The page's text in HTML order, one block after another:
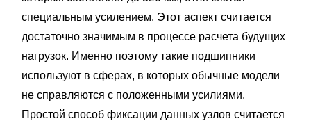
специальным усилением. Этот аспект считается
достаточно значимым в процессе расчета будущих
нагрузок. Именно поэтому такие подшипники
используют в сферах, в которых обычные модели
не справляются с положенными усилиями.
Простой способ фиксации данных узлов считается